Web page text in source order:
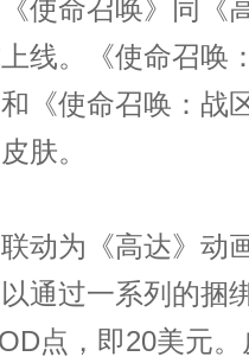
使命召唤》同《
线。《使命召唤
《使命召唤：战
肤。
动为《高达》动
通过一系列的捆
点，即20美元。